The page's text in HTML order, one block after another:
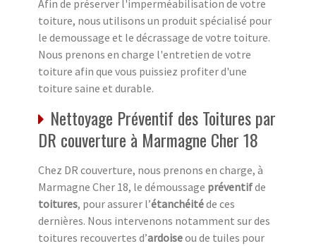
Afin de préserver l'imperméabilisation de votre
toiture, nous utilisons un produit spécialisé pour
le demoussage et le décrassage de votre toiture.
Nous prenons en charge l'entretien de votre
toiture afin que vous puissiez profiter d'une
toiture saine et durable.
Nettoyage Préventif des Toitures par
DR couverture à Marmagne Cher 18
Chez DR couverture, nous prenons en charge, à
Marmagne Cher 18, le démoussage préventifde
toitures, pour assurer l’étanchéitéde ces
dernières. Nous intervenons notamment sur des
toitures recouvertes d’ardoiseou de tuiles pour